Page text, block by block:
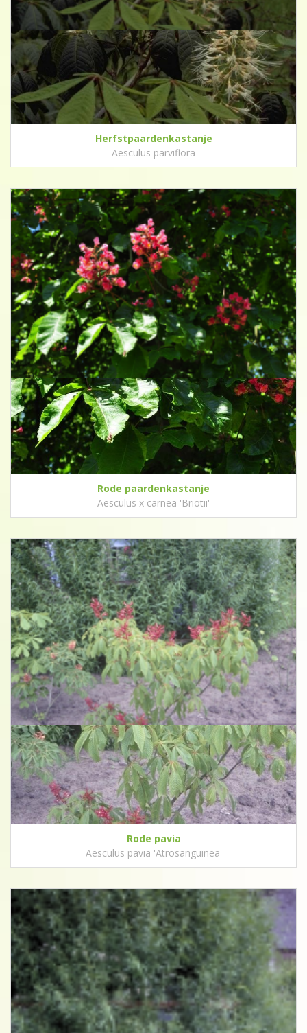
Herfstpaardenkastanje
Aesculus parviflora
Rode paardenkastanje
Aesculus x carnea 'Briotii'
Rode pavia
Aesculus pavia 'Atrosanguinea'